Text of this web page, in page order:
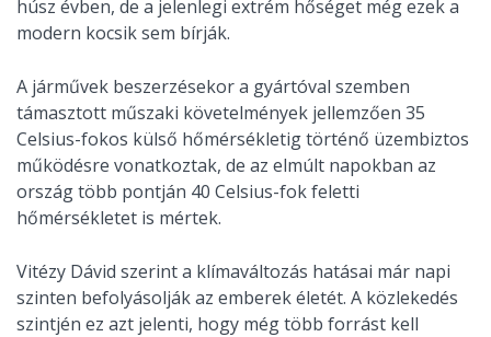
húsz évben, de a jelenlegi extrém hőséget még ezek a
modern kocsik sem bírják.
A járművek beszerzésekor a gyártóval szemben
támasztott műszaki követelmények jellemzően 35
Celsius-fokos külső hőmérsékletig történő üzembiztos
működésre vonatkoztak, de az elmúlt napokban az
ország több pontján 40 Celsius-fok feletti
hőmérsékletet is mértek.
Vitézy Dávid szerint a klímaváltozás hatásai már napi
szinten befolyásolják az emberek életét. A közlekedés
szintjén ez azt jelenti, hogy még több forrást kell